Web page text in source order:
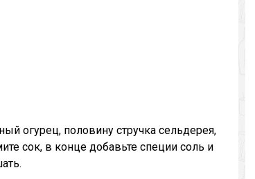
огурец, половину стручка сельдерея,
сок, в конце добавьте специи соль и